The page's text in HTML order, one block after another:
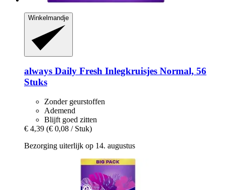
Winkelmandje
always Daily Fresh Inlegkruisjes Normal, 56
Stuks
Zonder geurstoffen
Ademend
Blijft goed zitten
€ 4,39 (€ 0,08 / Stuk)
Bezorging uiterlijk op 14. augustus